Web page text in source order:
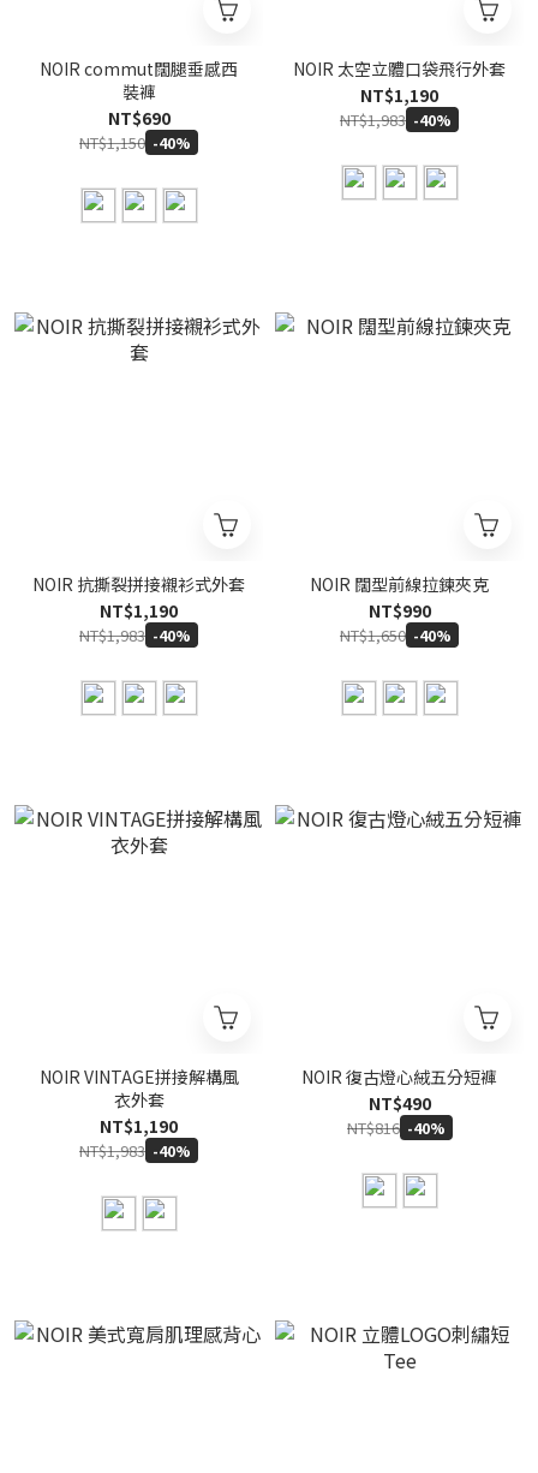
NOIR commut闊腿垂感西
裝褲
NT$690
NT$1,150 -40%
NOIR 太空立體口袋飛行外套
NT$1,190
NT$1,983 -40%
NOIR 抗撕裂拼接襯衫式外套
NT$1,190
NT$1,983 -40%
NOIR 闊型前線拉鍊夾克
NT$990
NT$1,650 -40%
NOIR VINTAGE拼接解構風
衣外套
NT$1,190
NT$1,983 -40%
NOIR 復古燈心絨五分短褲
NT$490
NT$816 -40%